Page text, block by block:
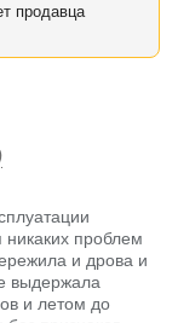
продавца
проблем
и дрова и
выдержала
и летом до